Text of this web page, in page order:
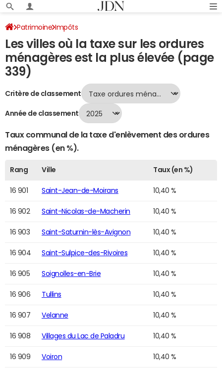
Patrimoine Impôts
Villes où la taxe sur les ordures ménagères est la plus élevée
Page 339
Les villes où la taxe sur les ordures
ménagères est la plus élevée (page
339)
Critère de classement
Année de classement
Taux communal de la taxe d'enlèvement des ordures
ménagères (en %).
Rang Ville Taux (en %)
16 901 Saint-Jean-de-Moirans 10,40 %
16 902 Saint-Nicolas-de-Macherin 10,40 %
16 903 Saint-Saturnin-lès-Avignon 10,40 %
16 904 Saint-Sulpice-des-Rivoires 10,40 %
16 905 Soignolles-en-Brie 10,40 %
16 906 Tullins 10,40 %
16 907 Velanne 10,40 %
16 908 Villages du Lac de Paladru 10,40 %
16 909 Voiron 10,40 %